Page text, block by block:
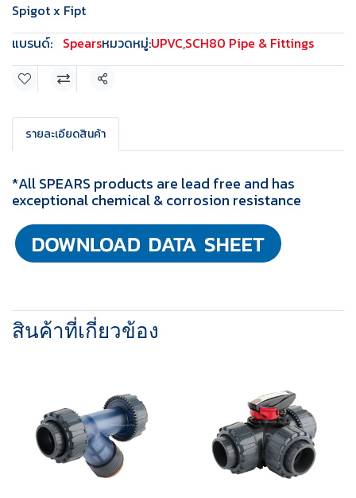
Spigot x Fipt
แบรนด์: Spearsหมวดหมู่:UPVC,SCH80 Pipe & Fittings
แชร์
รายละเอียดสินค้า
*All SPEARS products are lead free and has
exceptional chemical & corrosion resistance
สินค้าที่เกี่ยวข้อง